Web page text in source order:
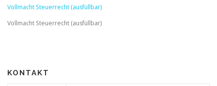
Vollmacht Steuerrecht (ausfüllbar)
Vollmacht Steuerrecht (ausfüllbar)
KONTAKT